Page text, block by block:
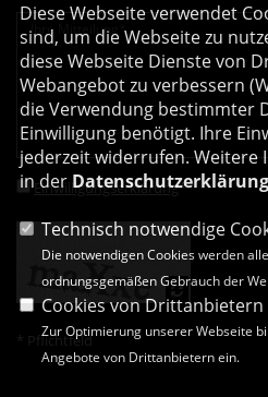
Einwilligungserklärung*
* Pflichtfeld
Diese Webseite verwendet
sind, um die Webseite zu
diese Webseite Dienste von
Webangebot zu verbessern
die Verwendung bestimmter
Einwilligung benötigt. Ihre
jederzeit widerrufen. Weitere
in der Datenschutzerklärung
Technisch notwendige
Die notwendigen Cookies werden
ordnungsgemäßen Gebrauch der
Cookies von Drittanbietern
Zur Optimierung unserer Webseite
Angebote von Drittanbietern ein.